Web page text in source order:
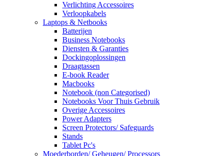
Verlichting Accessoires
Verloopkabels
Laptops & Netbooks
Batterijen
Business Notebooks
Diensten & Garanties
Dockingoplossingen
Draagtassen
E-book Reader
Macbooks
Notebook (non Categorised)
Notebooks Voor Thuis Gebruik
Overige Accessoires
Power Adapters
Screen Protectors/ Safeguards
Stands
Tablet Pc's
Moederborden/ Geheugen/ Processors